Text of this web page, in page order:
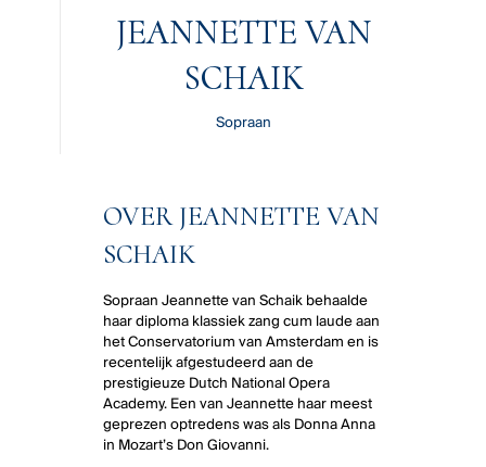
OVER JEANNETTE VAN
SCHAIK
Sopraan Jeannette van Schaik behaalde
haar diploma klassiek zang cum laude aan
het Conservatorium van Amsterdam en is
recentelijk afgestudeerd aan de
prestigieuze Dutch National Opera
Academy. Een van Jeannette haar meest
geprezen optredens was als Donna Anna
in Mozart’s Don Giovanni.
JEANNETTE VAN
SCHAIK
Sopraan